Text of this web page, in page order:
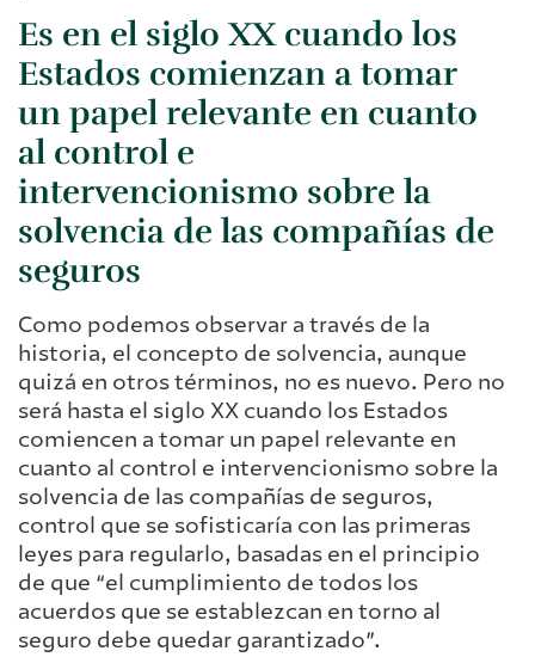
Es en el sigloXX cuando los
Estados comienzan a tomar
un papel relevante en cuanto
al control e
intervencionismo sobre la
solvencia de las compañías de
seguros
Como podemos observar a través de la
historia, el concepto de solvencia, aunque
quizá en otros términos, no es nuevo. Pero no
será hasta el siglo XX cuando los Estados
comiencen a tomar un papel relevante en
cuanto al control e intervencionismo sobre la
solvencia de las compañías de seguros,
control que se sofisticaría con las primeras
leyes para regularlo, basadas en el principio
de que “el cumplimiento de todos los
acuerdos que se establezcan en torno al
seguro debe quedar garantizado”.